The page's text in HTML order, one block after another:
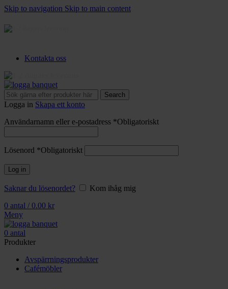
Skip to navigation Skip to main content
Kontakta oss
Search
Logga in Skapa ett konto
Användarnamn eller e-postadress *Obligatoriskt
Lösenord *Obligatoriskt
Log in
Saknar du lösenordet?
Kom ihåg mig
0 antal / 0.00 kr
Meny
0 antal
Produkter
Avspärrningsprodukter
Cafémöbler